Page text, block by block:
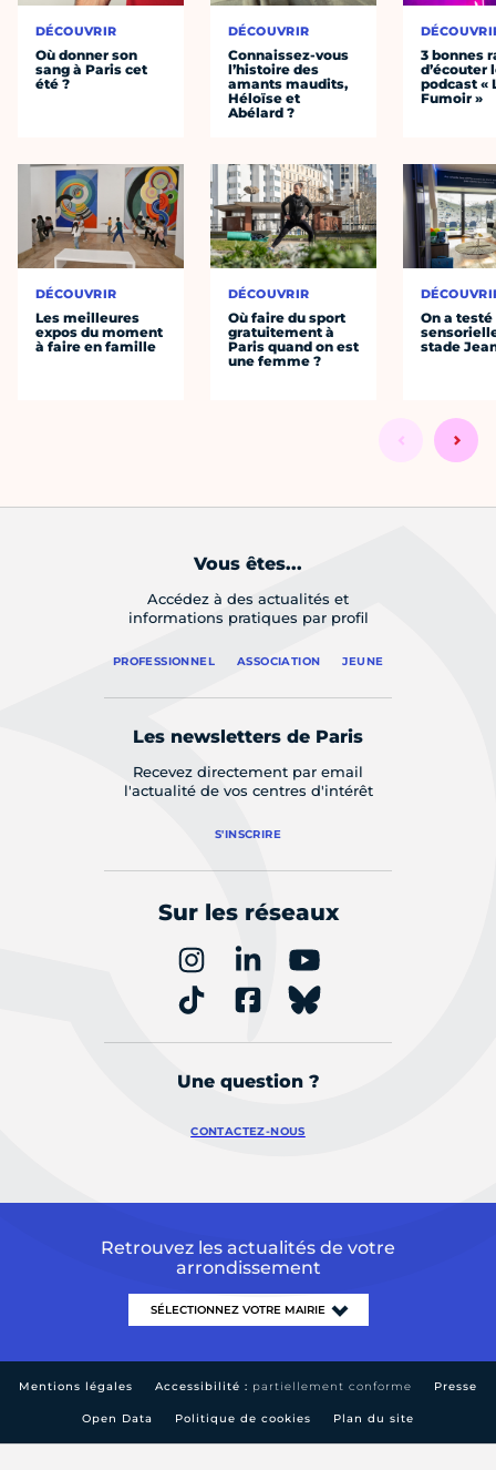
DÉCOUVRIR
Où donner son
sang à Paris cet
été ?
DÉCOUVRIR
Les meilleures
expos du moment
à faire en famille
DÉCOUVRIR
Connaissez-vous
l’histoire des
amants maudits,
Héloïse et
Abélard ?
DÉCOUVRIR
Où faire du sport
gratuitement à
Paris quand on est
une femme ?
3 bonnes
d’écouter
podcast «
Fumoir »
On a
stade
Vous êtes...
Accédez à des actualités et
informations pratiques par profil
PROFESSIONNEL ASSOCIATION JEUNE
Les newsletters de Paris
Recevez directement par email
l'actualité de vos centres d'intérêt
S'INSCRIRE
Sur les réseaux
Une question ?
CONTACTEZ-NOUS
Retrouvez les actualités de votre
arrondissement
Mentions légales Accessibilité : partiellement conforme Presse
Open Data Politique de cookies Plan du site